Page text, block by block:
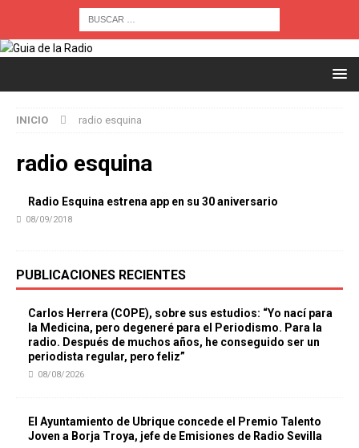
INICIO radio esquina
radio esquina
Radio Esquina estrena app en su 30 aniversario
08/09/2018
PUBLICACIONES RECIENTES
Carlos Herrera (COPE), sobre sus estudios: “Yo nací para
la Medicina, pero degeneré para el Periodismo. Para la
radio. Después de muchos años, he conseguido ser un
periodista regular, pero feliz”
08/08/2026
El Ayuntamiento de Ubrique concede el Premio Talento
Joven a Borja Troya, jefe de Emisiones de Radio Sevilla